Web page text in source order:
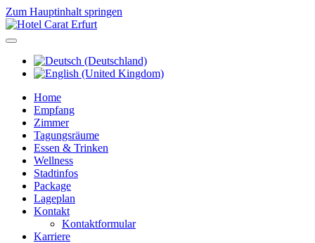
Zum Hauptinhalt springen
Home
Empfang
Zimmer
Tagungsräume
Essen & Trinken
Wellness
Stadtinfos
Package
Lageplan
Kontakt
Kontaktformular
Karriere